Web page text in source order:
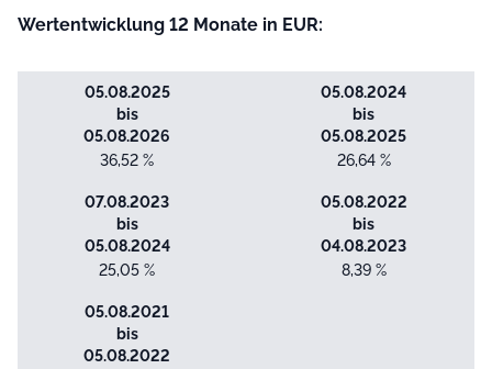
Wertentwicklung 12 Monate in EUR:
05.08.2025
bis
05.08.2026
36,52 %
05.08.2024
bis
05.08.2025
26,64 %
07.08.2023
bis
05.08.2024
25,05 %
05.08.2022
bis
04.08.2023
8,39 %
05.08.2021
bis
05.08.2022